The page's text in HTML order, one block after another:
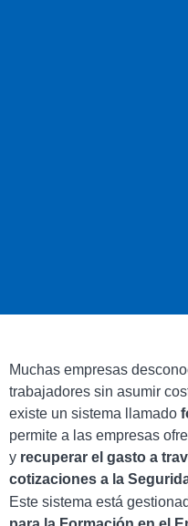
Muchas empresas
trabajadores sin asumir
existe un sistema llamado
permite a las empresas
y recuperar el gasto a
cotizaciones a la
Este sistema está